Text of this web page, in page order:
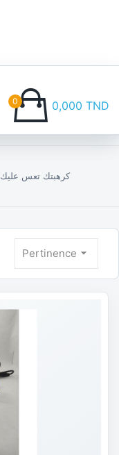
0,000 TND
0
Camera et radar de recul 👁️‍🗨️ كرهبتك تعس عليك
Pertinence arrow_drop_down